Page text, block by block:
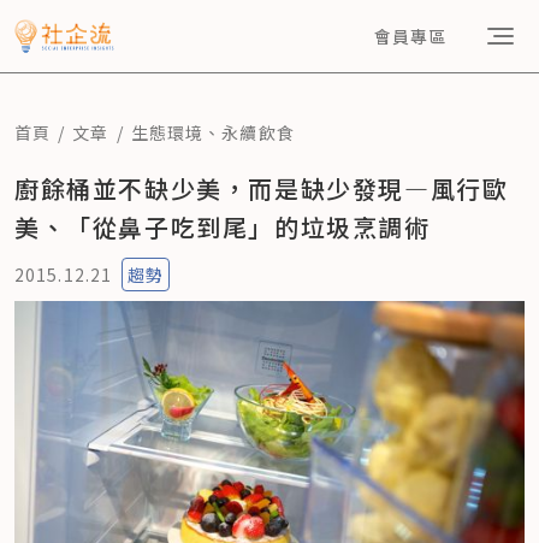
會員專區
首頁 文章 生態環境 、永續飲食
廚餘桶並不缺少美，而是缺少發現—風行歐
美、「從鼻子吃到尾」的垃圾烹調術
2015.12.21 趨勢